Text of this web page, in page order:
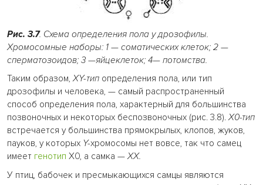
Рис. 3.7. Схема определения пола у дрозофилы.
Хромосомные наборы: 1 — соматических клеток; 2 —
сперматозоидов; 3—яйцеклеток; 4— потомства.
Таким образом,XY-тип определения пола, или тип
дрозофилы и человека, — самый распространенный
способ определения пола, характерный для большинства
позвоночных и некоторых беспозвоночных (рис. 3.8).Х0-тип
встречается у большинства прямокрылых, клопов, жуков,
пауков, у которых Y-хромосомы нет вовсе, так что самец
имеет генотип Х0, а самка —XX.
У птиц, бабочек и пресмыкающихся самцы являются